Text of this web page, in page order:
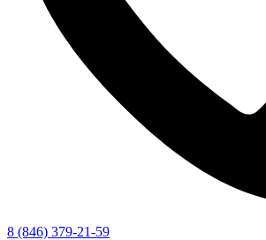
8 (846) 379-21-59